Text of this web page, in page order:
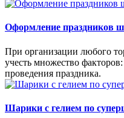
Оформление праздников
При организации любого
учесть множество
проведения праздника.
Шарики с гелием по